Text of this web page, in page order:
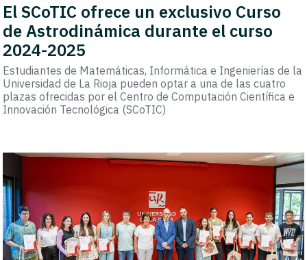
El SCoTIC ofrece un exclusivo Curso
de Astrodinámica durante el curso
2024-2025
Estudiantes de Matemáticas, Informática e Ingenierías de la
Universidad de La Rioja pueden optar a una de las cuatro
plazas ofrecidas por el Centro de Computación Científica e
Innovación Tecnológica (SCoTIC)